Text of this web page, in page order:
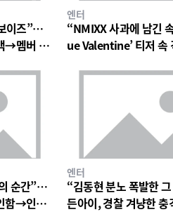
이즈”…
→멤버 폭
엔터
“NMIXX 사과에 남긴
ue Valentine’ 티저 속
순간”…
함→인물
엔터
“김동현 분노 폭발한
든아이, 경찰 겨냥한